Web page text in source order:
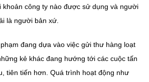
khoản công ty nào được sử dụng và người
là người bản xứ.
đang dựa vào việc gửi thư hàng loạt
kẻ khác đang hướng tới các cuộc tấn
tiên tiến hơn. Quá trình hoạt động như